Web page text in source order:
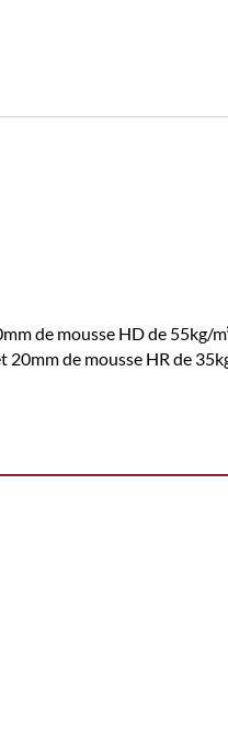
de mousse HD de 55kg/
20mm de mousse HR de